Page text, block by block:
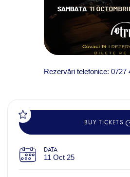
Rezervări telefonice: 0727
BUY TICKETS
DATA
11 Oct 25